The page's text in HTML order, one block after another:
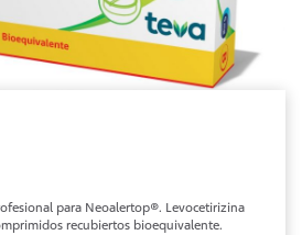
para Neoalertop®. Levocetirizina
recubiertos bioequivalente.